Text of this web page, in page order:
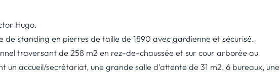
Hugo.
de standing en pierres de taille de 1890 avec gardienne et sécurisé.
traversant de 258 m2 en rez-de-chaussée et sur cour arborée au
un accueil/secrétariat, une grande salle d'attente de 31 m2, 6 bureaux, une